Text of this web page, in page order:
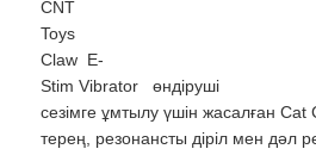
CNT
Claw E-
Stim Vibrator
сезімге ұмтылу үшін жасалған
терең, резонансты діріл мен дәл